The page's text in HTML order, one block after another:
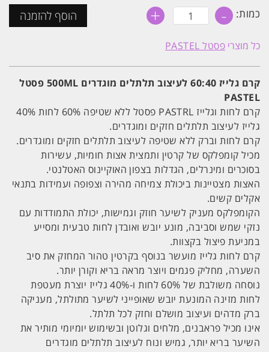
כמות: - כמות
של
גלייז
60:40
תלתלים
500ML
פסטל
+ הוסף להזמנה
כל מוצרי פסטל PASTEL
קרם גלייז 60:40 לעיצוב תלתלים מוגדרים 500ML פסטל
PASTEL
קרם לחות וגלייז PASTRL פסטל ללא שטיפה 60% לחות 40%
גלייז לעיצוב תלתלים חזקים ומוגדרים.
קרם לחות וברק ללא שטיפה לעיצוב תלתלים חזקים ומוגדרים.
מכיל קומפלקס של קרטין ותמצית אצות חומיות, עשירות
בסוכרים ומינרלים, הגדלות בצפון האוקיינוס האטלנטי.
האצות מצטיינות ביכולת צמיחה מהירה וצפופה ועמידות בתנאי
אקלים קשים.
הקומפלקס מעניק לשיער חוזק וגמישות, יכולת התמודדות עם
נזקי שמש וסביבה, מונע יובש ואובדן לחות טבעית ומסייע
במניעת פיצול בקצוות.
קרם לחות גלייז מועשר בנוסף בקרטין טהור המחזק את סיב
השערה, מחליק פגמים ויוצר מראה בריא וקורן יותר.
נוסחה משולבת של 60% לחות ו-40% גלייז יוצרת מעטפת
לחות מזינה המונעת יובש שאופייני לשיער מתולתל, מעניקה
ברק מדהים ועיצוב מושלם וחזק לכל תלתל.
אינו מכיל פראבנים, מלחים וגלוטן ובשימוש יומיומי מותיר את
השיער בריא יותר, גמיש ונוח לעיצוב תלתלים מוגדרים